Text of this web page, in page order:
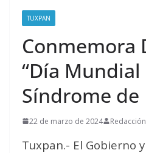
TUXPAN
Conmemora
“Día Mundial
Síndrome de
22 de marzo de 2024
Tuxpan.- El Gobierno